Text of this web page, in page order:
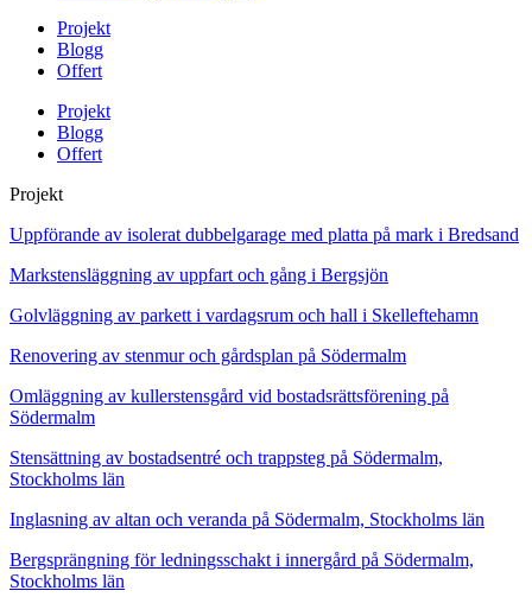
Projekt
Blogg
Offert
Projekt
Blogg
Offert
Projekt
Uppförande av isolerat dubbelgarage med platta på mark i Bredsand
Markstensläggning av uppfart och gång i Bergsjön
Golvläggning av parkett i vardagsrum och hall i Skelleftehamn
Renovering av stenmur och gårdsplan på Södermalm
Omläggning av kullerstensgård vid bostadsrättsförening på
Södermalm
Stensättning av bostadsentré och trappsteg på Södermalm,
Stockholms län
Inglasning av altan och veranda på Södermalm, Stockholms län
Bergsprängning för ledningsschakt i innergård på Södermalm,
Stockholms län